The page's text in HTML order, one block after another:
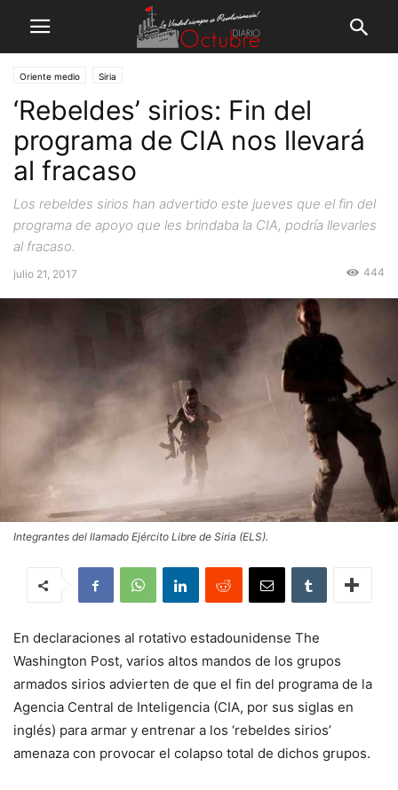
Oriente medio Siria
‘Rebeldes’ sirios: Fin del
programa de CIA nos llevará
al fracaso
Los rebeldes sirios han advertido este jueves que el fin del
programa de apoyo que les brindaba la CIA, podría llevarles
al fracaso.
julio 21, 2017 444
Integrantes del llamado Ejército Libre de Siria (ELS).
En declaraciones al rotativo estadounidense The
Washington Post, varios altos mandos de los grupos
armados sirios advierten de que el fin del programa de la
Agencia Central de Inteligencia (CIA, por sus siglas en
inglés) para armar y entrenar a los ‘rebeldes sirios’
amenaza con provocar el colapso total de dichos grupos.